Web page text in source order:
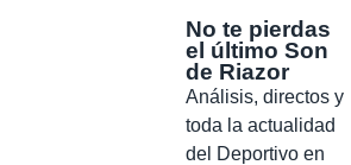
No te pierdas
el último Son
de Riazor
Análisis, directos y
toda la actualidad
del Deportivo en